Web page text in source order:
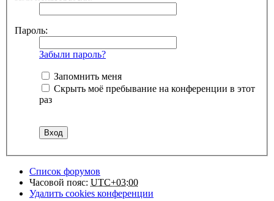
Пароль:
Забыли пароль?
Запомнить меня
Скрыть моё пребывание на конференции в этот
раз
Список форумов
Часовой пояс: UTC+03:00
Удалить cookies конференции